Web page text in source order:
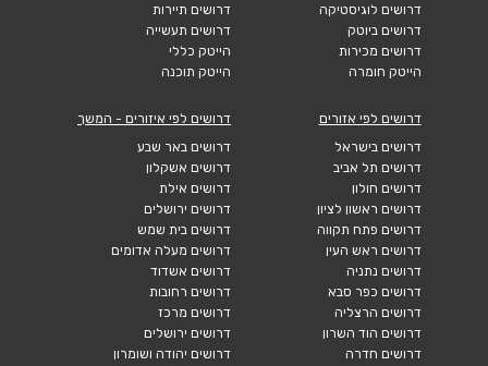
דרושים לוגיסטיקה
דרושים ביוטק
דרושים מכירות
הייטק חומרה
דרושים תיירות
דרושים תעשייה
הייטק כללי
הייטק תוכנה
דרושים לפי אזורים
דרושים בישראל
דרושים תל אביב
דרושים חולון
דרושים ראשון לציון
דרושים פתח תקווה
דרושים ראש העין
דרושים נתניה
דרושים כפר סבא
דרושים הרצליה
דרושים הוד השרון
דרושים חדרה
דרושים לפי איזורים - המשך
דרושים באר שבע
דרושים אשקלון
דרושים אילת
דרושים ירושלים
דרושים בית שמש
דרושים מעלה אדומים
דרושים אשדוד
דרושים רחובות
דרושים מרכז
דרושים ירושלים
דרושים יהודה ושומרון